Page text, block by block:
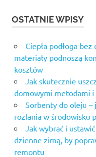
OSTATNIE WPISY
Ciepła podłoga
materiały podnoszą
kosztów
Jak skutecznie
domowymi metodami i
Sorbenty do oleju –
rozlania w środowisku
Jak wybrać i
dzienne zimą, by
remontu